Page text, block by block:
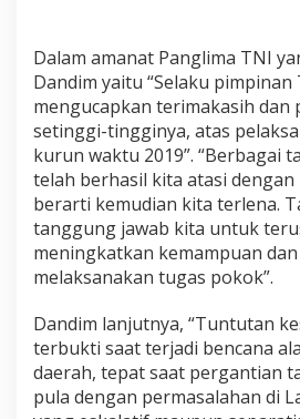
a
c
a
r
a
1
7
-
a
n
Dalam amanat Panglima TNI
Dandim yaitu “Selaku pimpinan
mengucapkan terimakasih dan
setinggi-tingginya, atas
kurun waktu 2019”. “Berbagai
telah berhasil kita atasi
berarti kemudian kita terlena.
tanggung jawab kita untuk
meningkatkan kemampuan
melaksanakan tugas pokok”.
Dandim lanjutnya, “Tuntutan
terbukti saat terjadi bencana
daerah, tepat saat pergantian
pula dengan permasalahan di